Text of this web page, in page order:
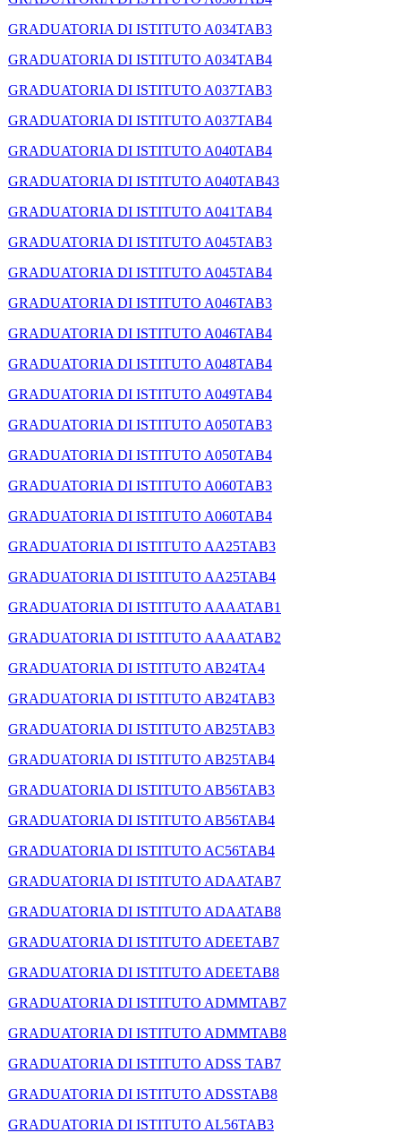
GRADUATORIA DI ISTITUTO A034TAB3
GRADUATORIA DI ISTITUTO A034TAB4
GRADUATORIA DI ISTITUTO A037TAB3
GRADUATORIA DI ISTITUTO A037TAB4
GRADUATORIA DI ISTITUTO A040TAB4
GRADUATORIA DI ISTITUTO A040TAB43
GRADUATORIA DI ISTITUTO A041TAB4
GRADUATORIA DI ISTITUTO A045TAB3
GRADUATORIA DI ISTITUTO A045TAB4
GRADUATORIA DI ISTITUTO A046TAB3
GRADUATORIA DI ISTITUTO A046TAB4
GRADUATORIA DI ISTITUTO A048TAB4
GRADUATORIA DI ISTITUTO A049TAB4
GRADUATORIA DI ISTITUTO A050TAB3
GRADUATORIA DI ISTITUTO A050TAB4
GRADUATORIA DI ISTITUTO A060TAB3
GRADUATORIA DI ISTITUTO A060TAB4
GRADUATORIA DI ISTITUTO AA25TAB3
GRADUATORIA DI ISTITUTO AA25TAB4
GRADUATORIA DI ISTITUTO AAAATAB1
GRADUATORIA DI ISTITUTO AAAATAB2
GRADUATORIA DI ISTITUTO AB24TA4
GRADUATORIA DI ISTITUTO AB24TAB3
GRADUATORIA DI ISTITUTO AB25TAB3
GRADUATORIA DI ISTITUTO AB25TAB4
GRADUATORIA DI ISTITUTO AB56TAB3
GRADUATORIA DI ISTITUTO AB56TAB4
GRADUATORIA DI ISTITUTO AC56TAB4
GRADUATORIA DI ISTITUTO ADAATAB7
GRADUATORIA DI ISTITUTO ADAATAB8
GRADUATORIA DI ISTITUTO ADEETAB7
GRADUATORIA DI ISTITUTO ADEETAB8
GRADUATORIA DI ISTITUTO ADMMTAB7
GRADUATORIA DI ISTITUTO ADMMTAB8
GRADUATORIA DI ISTITUTO ADSS TAB7
GRADUATORIA DI ISTITUTO ADSSTAB8
GRADUATORIA DI ISTITUTO AL56TAB3